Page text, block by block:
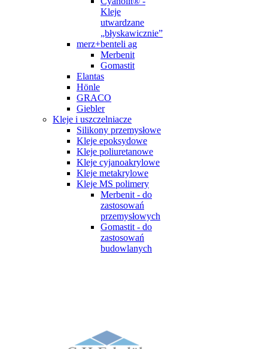
Kleje
utwardzane
„błyskawicznie”
merz+benteli ag
Merbenit
Gomastit
Elantas
Hönle
GRACO
Giebler
Kleje i uszczelniacze
Silikony przemysłowe
Kleje epoksydowe
Kleje poliuretanowe
Kleje cyjanoakrylowe
Kleje metakrylowe
Kleje MS polimery
Merbenit - do
zastosowań
przemysłowych
Gomastit - do
zastosowań
budowlanych